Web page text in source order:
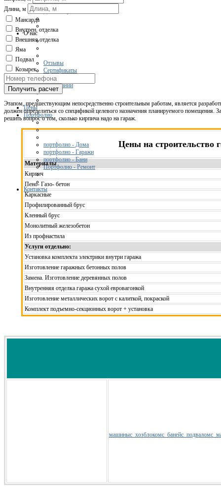
Дизайн ресторана
Дизайн офисов
О нас
Отзывы
Сертификаты
Вакансии
О компании
Цены
Портфолио
портфолио - Дома
портфолио - Гаражи
портфолио - Бани
Портфолио - Ремонт
Контакты
Длина, м
Мансарда
Внутрен. отделка
Внешняя отделка
Яма
Подвал
Козырек
Получить расчет
Этапом, предшествующим непосредственно строительным работам, является
должен определиться со спецификой целевого назначения планируемого помещения.
решить вопрос о том, сколько кирпича надо на гараж.
Цены на строительство
Материалы
Кирпич
Пено- Газо- бетон
Каркасные
Профилированный брус
Кленный брус
Монолитный железобетон
Из профнастила
Услуги отдельно:
Установка комплекта электрики внутри гаража
Изготовление гаражных бетонных полов
Замена. Изготовление деревянных полов
Внутренняя отделка гаража сухой евровагонкой
Изготовление металлических ворот с калиткой, покраской
Комплект подъемно-секционных ворот + установка
машиныс_хозблокомс_банейс_подвалом